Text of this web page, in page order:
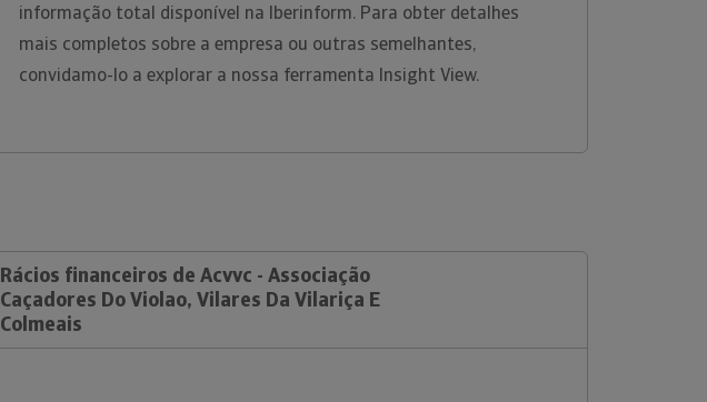
informação total disponível na Iberinform. Para obter detalhes
mais completos sobre a empresa ou outras semelhantes,
convidamo-lo a explorar a nossa ferramenta Insight View.
Rácios financeiros de Acvvc - Associação
Caçadores Do Violao, Vilares Da Vilariça E
Colmeais